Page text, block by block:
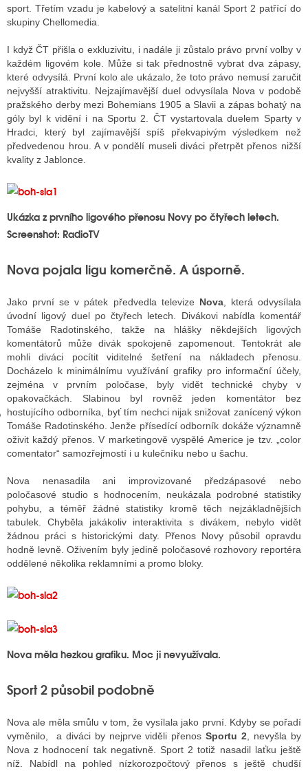
RÁDIA
STRÁNKY RÁDIÍ
STRÁNKY TV
TISK
STÁT BLOGEREM
DISKUTÉRA NA RADIOTV
STARŠÍCH DISKUZÍ
sport. Třetím vzadu je kabelový a satelitní kanál Sport 2 patřící do
skupiny Chellomedia.
I když ČT přišla o exkluzivitu, i nadále ji zůstalo právo první volby v
každém ligovém kole. Může si tak přednostně vybrat dva zápasy,
které odvysílá. První kolo ale ukázalo, že toto právo nemusí zaručit
nejvyšší atraktivitu. Nejzajímavější duel odvysílala Nova v podobě
pražského derby mezi Bohemians 1905 a Slavii a zápas bohatý na
góly byl k vidění i na Sportu 2. ČT vystartovala duelem Sparty v
Hradci, který byl zajímavější spíš překvapivým výsledkem než
předvedenou hrou. A v pondělí museli diváci přetrpět přenos nižší
kvality z Jablonce.
Ukázka z prvního ligového přenosu Novy po čtyřech letech.
Screenshot: RadioTV
Nova pojala ligu komerčně. A úsporně.
Jako první se v pátek předvedla televize Nova, která odvysílala
úvodní ligový duel po čtyřech letech. Divákovi nabídla komentář
Tomáše Radotinského, takže na hlášky někdejších ligových
komentátorů může divák spokojeně zapomenout. Tentokrát ale
mohli diváci pocítit viditelné šetření na nákladech přenosu.
Docházelo k minimálnímu využívání grafiky pro informační účely,
zejména v prvním poločase, byly vidět technické chyby v
opakovačkách. Slabinou byl rovněž jeden komentátor bez
hostujícího odborníka, byť tím nechci nijak snižovat zanícený výkon
Tomáše Radotinského. Jenže přísedící odborník dokáže významně
oživit každý přenos. V marketingově vyspělé Americe je tzv. „color
comentator“ samozřejmostí i u kulečníku nebo u šachu.
Nova nenasadila ani improvizované předzápasové nebo
poločasové studio s hodnocením, neukázala podrobné statistiky
pohybu, a téměř žádné statistiky kromě těch nejzákladnějších
tabulek. Chyběla jakákoliv interaktivita s divákem, nebylo vidět
žádnou práci s historickými daty. Přenos Novy působil opravdu
hodně levně. Oživením byly jedině poločasové rozhovory reportéra
oddělené několika reklamními a promo bloky.
Nova měla hezkou grafiku. Moc ji nevyužívala.
Sport 2 působil podobně
Nova ale měla smůlu v tom, že vysílala jako první. Kdyby se pořadí
vyměnilo, a diváci by nejprve viděli přenosSportu 2 , nevyšla by
Nova z hodnocení tak negativně. Sport 2 totiž nasadil laťku ještě
níž. Nabídl na pohled nízkorozpočtový přenos s ještě chudší